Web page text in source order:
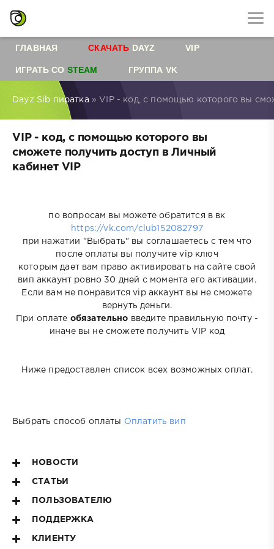
ГЛАВНАЯ СКАЧАТЬ DAYZ VIP
ИГРАТЬ СО STEAM ГРУППА VK
Dayz Sib пиратка » VIP - код, с помощью которого вы
VIP - код, с помощью которого вы
сможете получить доступ в Личный
кабинет VIP
по вопросам вы можете обратится в вк
https://vk.com/club152082797
при нажатии "Выбрать" вы соглашаетесь с тем что
после оплаты вы получите vip ключ
которым дает вам право активировать на сайте свой
вип аккаунт ровно 30 дней с момента его активации.
Если вам не понравится vip аккаунт вы не сможете
вернуть деньги.
При оплате обязательно введите правильную почту -
иначе вы не сможете получить VIP код
Ниже предоставлен список всех возможных оплат.
Выбрать способ оплаты Оплатить вип
НОВОСТИ
СТАТЬИ
ПОЛЬЗОВАТЕЛЮ
ПОДДЕРЖКА
КЛИЕНТУ